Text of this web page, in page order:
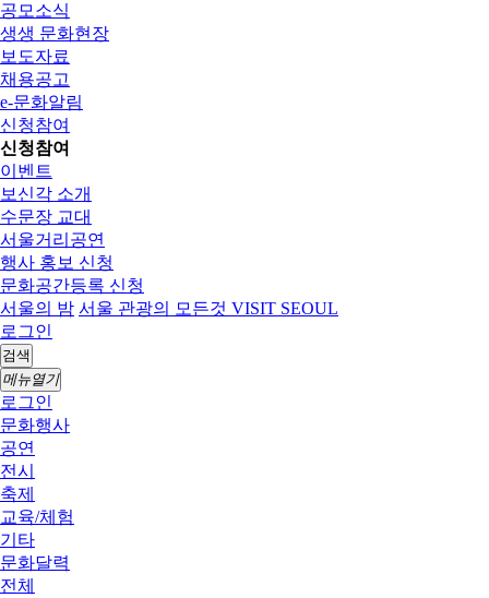
공모소식
생생 문화현장
보도자료
채용공고
e-문화알림
신청참여
신청참여
이벤트
보신각 소개
수문장 교대
서울거리공연
행사 홍보 신청
문화공간등록 신청
서울의 밤 서울 관광의 모든것 VISIT SEOUL
로그인
검색
메뉴열기
로그인
문화행사
공연
전시
축제
교육/체험
기타
문화달력
전체